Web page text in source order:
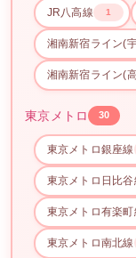
JR八高線 1
湘南新宿ライン(
湘南新宿ライン(
東京メトロ 30
東京メトロ銀座線
東京メトロ日比谷
東京メトロ有楽町
東京メトロ南北線